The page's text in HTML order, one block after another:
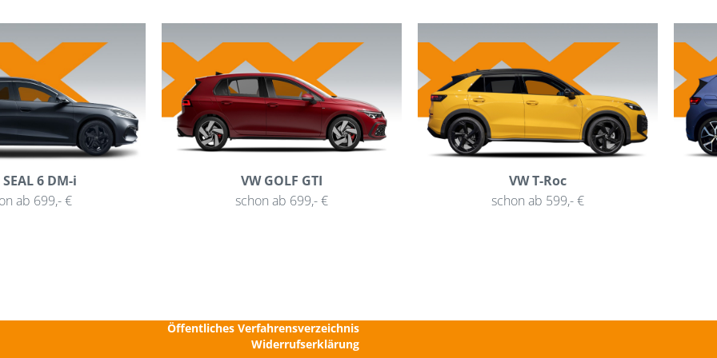
schon ab 599,- €
VW T-Roc
ab 699,- €
6 DM-i
schon ab 699,- €
VW GOLF GTI
Öffentliches Verfahrensverzeichnis
Widerrufserklärung